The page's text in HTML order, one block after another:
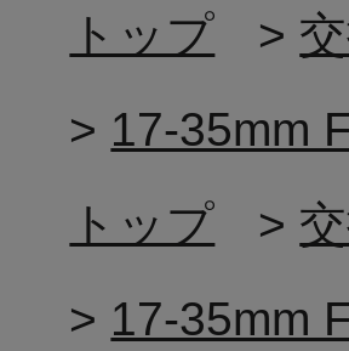
トップ >
> 17-35mm
トップ
>
> 17-35mm